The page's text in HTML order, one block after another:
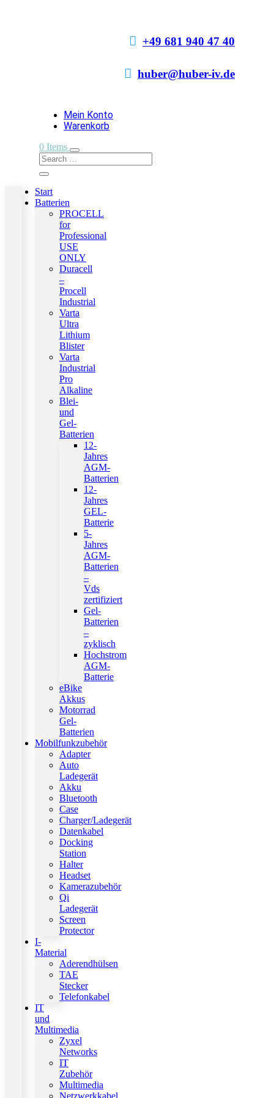
 +49 681 940 47 40
 huber@huber-iv.de
Mein Konto
Warenkorb
0 Items
Start
Batterien
PROCELL
for
Professional
USE
ONLY
Duracell
–
Procell
Industrial
Varta
Ultra
Lithium
Blister
Varta
Industrial
Pro
Alkaline
Blei-
und
Gel-
Batterien
12-
Jahres
AGM-
Batterien
12-
Jahres
GEL-
Batterie
5-
Jahres
AGM-
Batterien
–
Vds
zertifiziert
Gel-
Batterien
–
zyklisch
Hochstrom
AGM-
Batterie
eBike
Akkus
Motorrad
Gel-
Batterien
Mobilfunkzubehör
Adapter
Auto
Ladegerät
Akku
Bluetooth
Case
Charger/Ladegerät
Datenkabel
Docking
Station
Halter
Headset
Kamerazubehör
Qi
Ladegerät
Screen
Protector
I-
Material
Aderendhülsen
TAE
Stecker
Telefonkabel
IT
und
Multimedia
Zyxel
Networks
IT
Zubehör
Multimedia
Netzwerkkabel